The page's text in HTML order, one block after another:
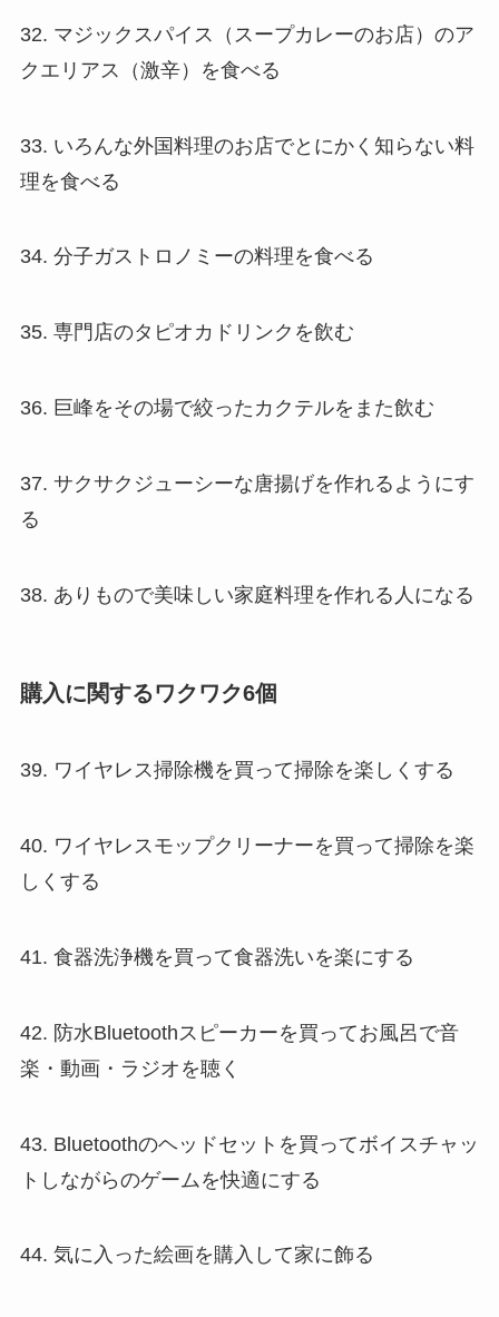
32. マジックスパイス（スープカレーのお店）のア
クエリアス（激辛）を食べる
33. いろんな外国料理のお店でとにかく知らない料
理を食べる
34. 分子ガストロノミーの料理を食べる
35. 専門店のタピオカドリンクを飲む
36. 巨峰をその場で絞ったカクテルをまた飲む
37. サクサクジューシーな唐揚げを作れるようにす
る
38. ありもので美味しい家庭料理を作れる人になる
購入に関するワクワク6個
39. ワイヤレス掃除機を買って掃除を楽しくする
40. ワイヤレスモップクリーナーを買って掃除を楽
しくする
41. 食器洗浄機を買って食器洗いを楽にする
42. 防水Bluetoothスピーカーを買ってお風呂で音
楽・動画・ラジオを聴く
43. Bluetoothのヘッドセットを買ってボイスチャッ
トしながらのゲームを快適にする
44. 気に入った絵画を購入して家に飾る